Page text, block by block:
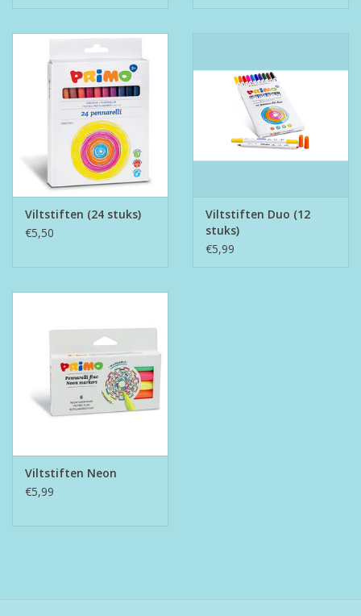
Viltstiften (24 stuks)
€5,50
Viltstiften Duo (12
stuks)
€5,99
Viltstiften Neon
€5,99